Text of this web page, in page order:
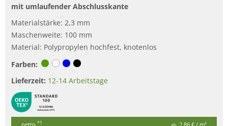
mit umlaufender Abschlusskante
Materialstärke: 2,3 mm
Maschenweite: 100 mm
Material: Polypropylen hochfest, knotenlos
Farben:
Lieferzeit: 12-14 Arbeitstage
netto *1 2,86 € / m²